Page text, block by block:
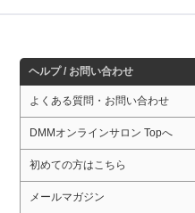
ヘルプ / お問い合わせ
よくある質問・お問い合わせ
DMMオンラインサロン Topへ
初めての方はこちら
メールマガジン